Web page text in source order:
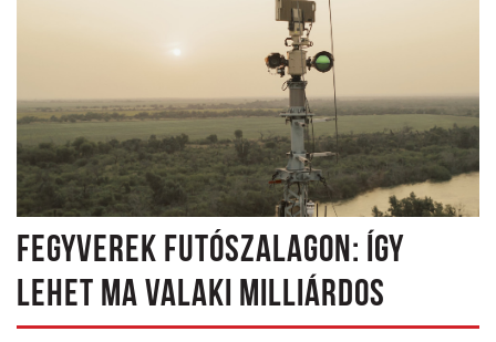
FEGYVEREK FUTÓSZALAGON: ÍGY
LEHET MA VALAKI MILLIÁRDOS